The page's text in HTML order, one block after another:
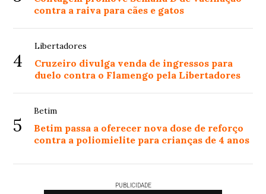
contra a raiva para cães e gatos
4
Libertadores
Cruzeiro divulga venda de ingressos para
duelo contra o Flamengo pela Libertadores
5
Betim
Betim passa a oferecer nova dose de reforço
contra a poliomielite para crianças de 4 anos
PUBLICIDADE